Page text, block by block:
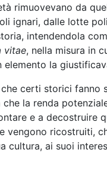
rimuovevano da
ignari, dalle lotte
intendendola
vitae, nella misura in
elemento la
certi storici fanno
la renda
e a decostruire
ricostruiti,
ai suoi